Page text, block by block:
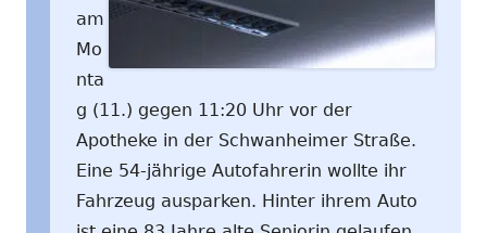
am
Mo
nta
g (11.) gegen 11:20 Uhr vor der
Apotheke in der Schwanheimer Straße.
Eine 54-jährige Autofahrerin wollte ihr
Fahrzeug ausparken. Hinter ihrem Auto